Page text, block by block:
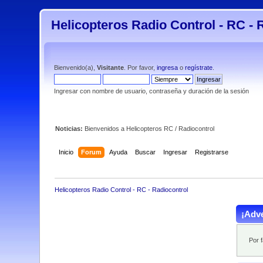
Helicopteros Radio Control - RC -
Bienvenido(a),Visitante . Por favor,ingresa oregístrate
Ingresar con nombre de usuario, contraseña y duración de la sesión
Noticias: Bienvenidos a Helicopteros RC / Radiocontrol
Inicio Forum Ayuda Buscar Ingresar Registrarse
Helicopteros Radio Control - RC - Radiocontrol
Por